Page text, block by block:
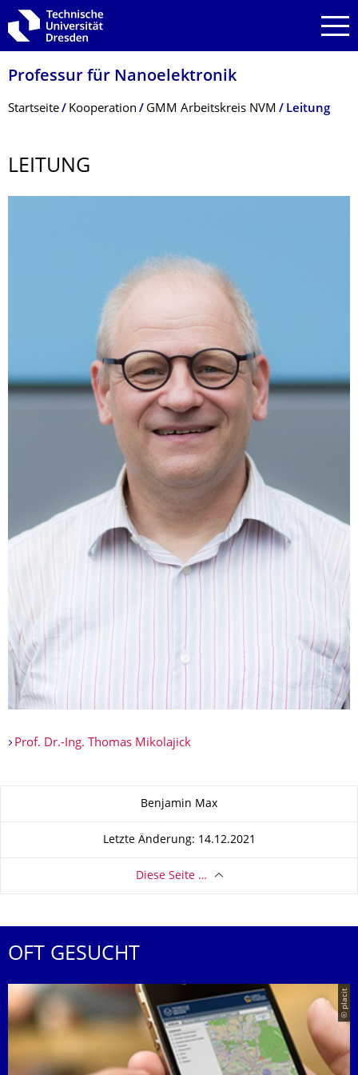
Zur Hauptnavigation springen
Zur Suche springen
Zum Inhalt springen
Professur für Nanoelektronik
Breadcrumb-Menü
Startseite Kooperation GMM Arbeitskreis NVM Leitung
LEITUNG
Prof. Dr.-Ing. Thomas Mikolajick
Benjamin Max
Letzte Änderung: 14.12.2021
Diese Seite …
OFT GESUCHT
© placit